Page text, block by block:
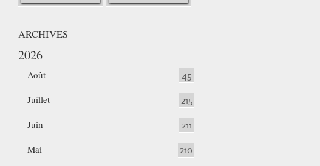
ARCHIVES
2026
Août 45
Juillet 215
Juin 211
Mai 210